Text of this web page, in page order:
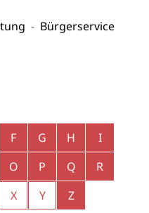
Bürgerservice
F G H
I
O P Q
R
X Y Z